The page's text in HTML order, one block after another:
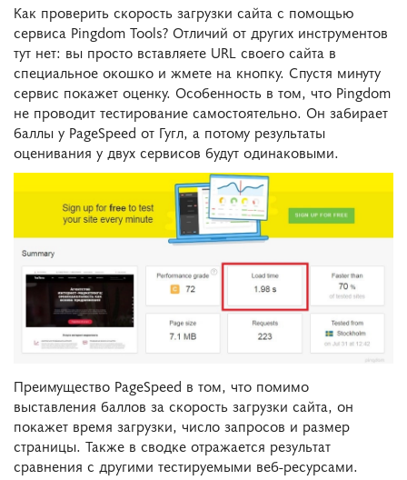
Как проверить скорость загрузки сайта с помощью
сервиса Pingdom Tools? Отличий от других инструментов
тут нет: вы просто вставляете URL своего сайта в
специальное окошко и жмете на кнопку. Спустя минуту
сервис покажет оценку. Особенность в том, что Pingdom
не проводит тестирование самостоятельно. Он забирает
баллы у PageSpeed от Гугл, а потому результаты
оценивания у двух сервисов будут одинаковыми.
Преимущество PageSpeed в том, что помимо
выставления баллов за скорость загрузки сайта, он
покажет время загрузки, число запросов и размер
страницы. Также в сводке отражается результат
сравнения с другими тестируемыми веб-ресурсами.